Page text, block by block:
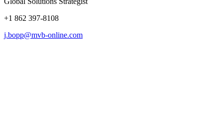
+1 862 397-8108
j.bopp@mvb-online.com